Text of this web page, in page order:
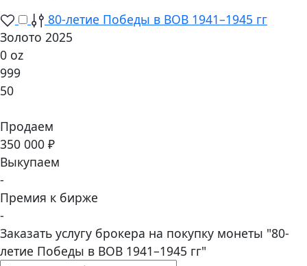
80-летие Победы в ВОВ 1941–1945 гг
Золото 2025
0 oz
999
50
Продаем
350 000 ₽
Выкупаем
-
Премия к бирже
-
Заказать услугу брокера на покупку монеты "80-
летие Победы в ВОВ 1941–1945 гг"